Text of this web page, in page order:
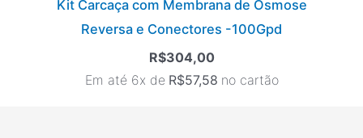
Kit Carcaça com Membrana de Osmose
Reversa e Conectores -100Gpd
R$304,00
Em até 6x de R$57,58 no cartão